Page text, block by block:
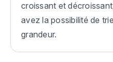
croissant et
avez la possibilité de
grandeur.